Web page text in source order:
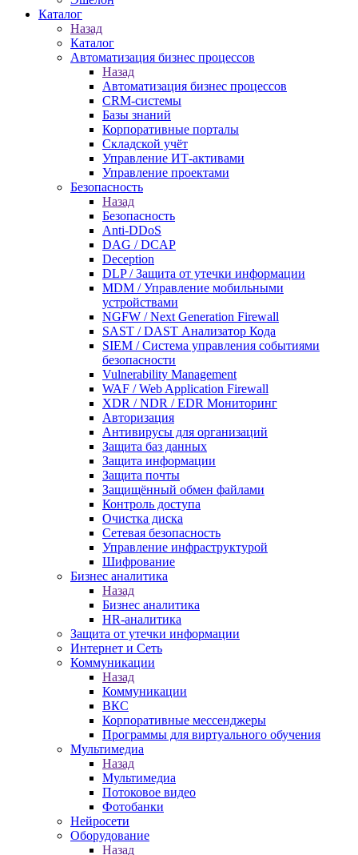
Каталог
Назад
Каталог
Автоматизация бизнес процессов
Назад
Автоматизация бизнес процессов
CRM-системы
Базы знаний
Корпоративные порталы
Складской учёт
Управление ИТ-активами
Управление проектами
Безопасность
Назад
Безопасность
Anti-DDoS
DAG / DCAP
Deception
DLP / Защита от утечки информации
MDM / Управление мобильными
устройствами
NGFW / Next Generation Firewall
SAST / DAST Анализатор Кода
SIEM / Система управления событиями
безопасности
Vulnerability Management
WAF / Web Application Firewall
XDR / NDR / EDR Мониторинг
Авторизация
Антивирусы для организаций
Защита баз данных
Защита информации
Защита почты
Защищённый обмен файлами
Контроль доступа
Очистка диска
Сетевая безопасность
Управление инфраструктурой
Шифрование
Бизнес аналитика
Назад
Бизнес аналитика
HR-аналитика
Защита от утечки информации
Интернет и Сеть
Коммуникации
Назад
Коммуникации
ВКС
Корпоративные мессенджеры
Программы для виртуального обучения
Мультимедиа
Назад
Мультимедиа
Потоковое видео
Фотобанки
Нейросети
Оборудование
Назад